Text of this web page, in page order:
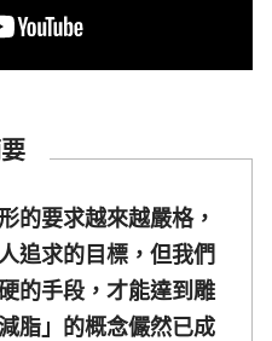
的要求越來越嚴格，
追求的目標，但我們
的手段，才能達到雕
脂」的概念儼然已成